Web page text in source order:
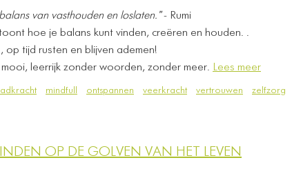
van vasthouden en loslaten."- Rumi
hoe je balans kunt vinden, creëren en houden. .
op tijd rusten en blijven ademen!
leerrijk zonder woorden, zonder meer. Lees meer
mindfull ontspannen veerkracht vertrouwen zelfzorg
OP DE GOLVEN VAN HET LEVEN